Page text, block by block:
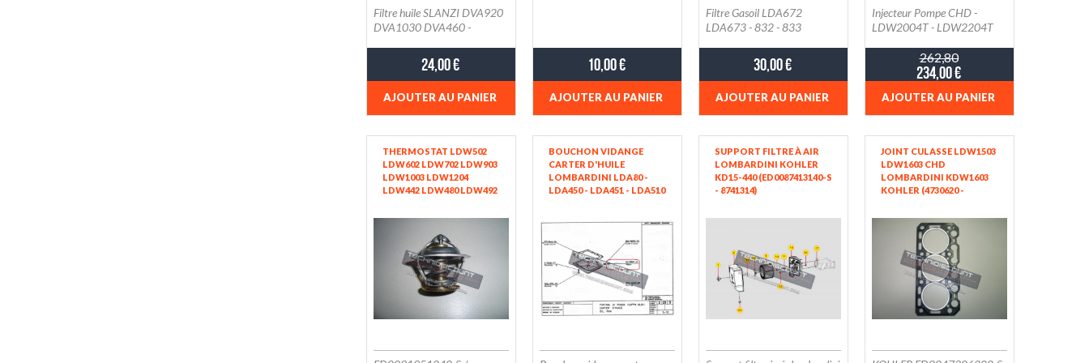
Filtre huile SLANZI DVA920
DVA1030 DVA460 -
I/RUGGERINI24,00 €
AJOUTER AU PANIER
10,00 €
AJOUTER AU PANIER
Filtre Gasoil LDA672
LDA673 - 832 - 833
30,00 €
AJOUTER AU PANIER
Injecteur Pompe CHD -
LDW2004T - LDW2204T
262,80
234,00 €
AJOUTER AU PANIER
THERMOSTAT LDW502
LDW602 LDW702 LDW903
LDW1003 LDW1204
LDW442 LDW480 LDW492
LOMBARDINI / DEUTZ
ED0091951240-S / 9195124 /
KOHLER PS-KDW993T-
5002 KOHLER KDW702
KDW1003 KDW1404
KSD1403 WAHLER
BOUCHON VIDANGE
CARTER D'HUILE
LOMBARDINI LDA80 -
LDA450 - LDA451 - LDA510
SUPPORT FILTRE À AIR
LOMBARDINI KOHLER
KD15-440 (ED0087413140-S
- 8741314)
JOINT CULASSE LDW1503
LDW1603 CHD
LOMBARDINI KDW1603
KOHLER (4730620 -
(ED0047306200-S -
ED0047306210-S -
ED0047306220-S)